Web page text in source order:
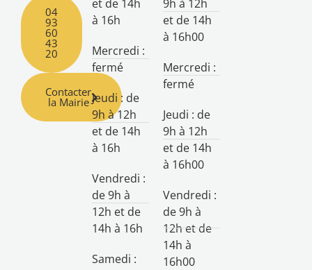
04
93
60
43
20
Contacter
la Mairie
et de 14h
à 16h
Mercredi :
fermé
Jeudi : de
9h à 12h
et de 14h
à 16h
Vendredi :
de 9h à
12h et de
14h à 16h
Samedi :
9h à 12h
et de 14h
à 16h00
Mercredi :
fermé
Jeudi : de
9h à 12h
et de 14h
à 16h00
Vendredi :
de 9h à
12h et de
14h à
16h00